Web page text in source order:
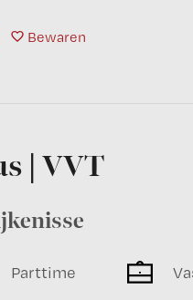
Bewaren
| VVT
Parttime